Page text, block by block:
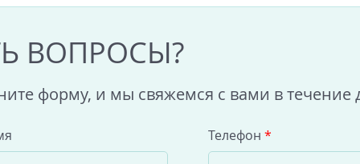
ВОПРОСЫ?
форму, и мы свяжемся с вами в течение
Телефон *